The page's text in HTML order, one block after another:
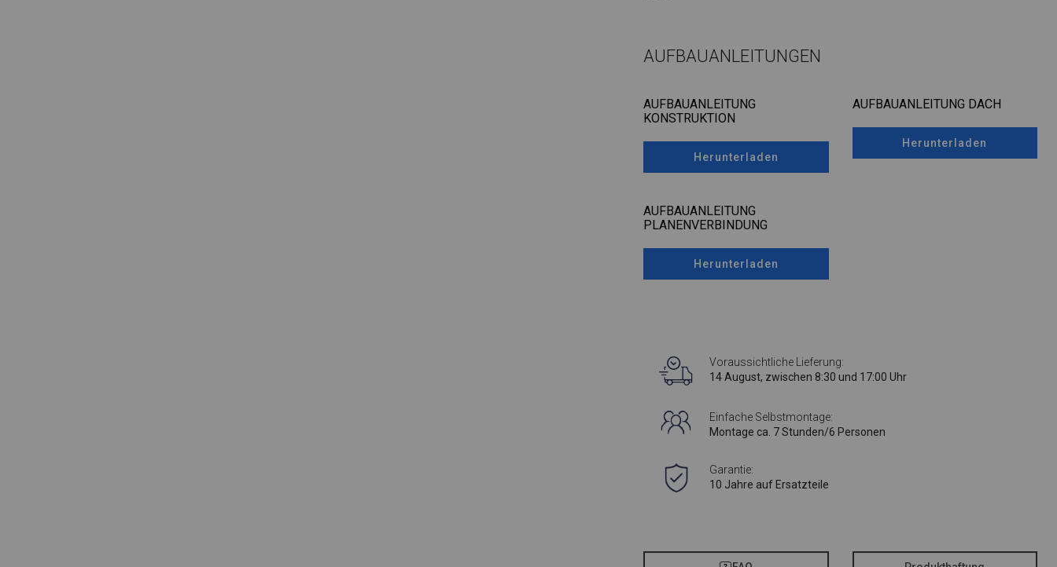
AUFBAUANLEITUNGEN
AUFBAUANLEITUNG
KONSTRUKTION
Herunterladen
AUFBAUANLEITUNG DACH
Herunterladen
AUFBAUANLEITUNG
PLANENVERBINDUNG
Herunterladen
Voraussichtliche Lieferung:
14 August, zwischen 8:30 und 17:00 Uhr
Einfache Selbstmontage:
Montage ca. 7 Stunden/6 Personen
Garantie:
10 Jahre auf Ersatzteile